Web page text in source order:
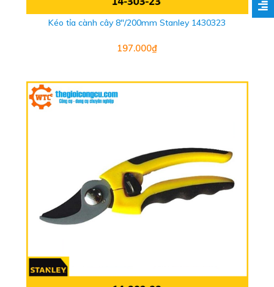
Kéo tỉa cành cây 8"/200mm Stanley 1430323
197.000₫